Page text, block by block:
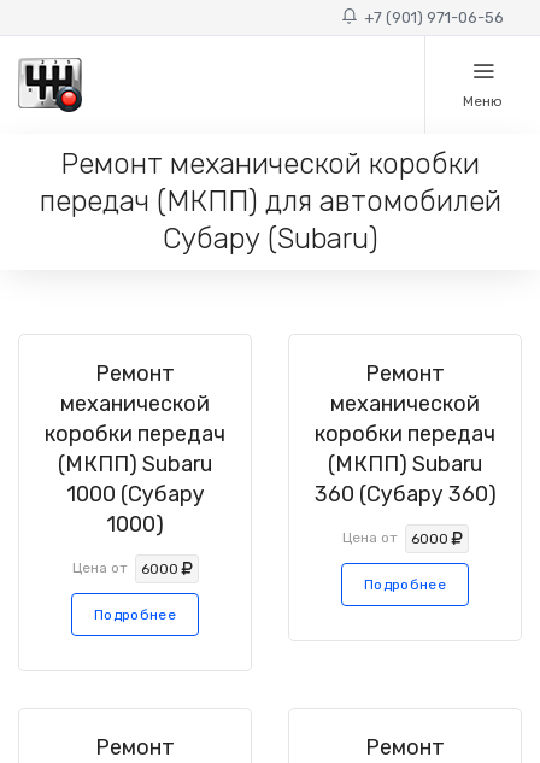
+7 (901) 971-06-56
Меню
Ремонт механической коробки
передач (МКПП) для автомобилей
Субару (Subaru)
Ремонт
механической
коробки передач
(МКПП) Subaru
1000 (Субару
1000)
Цена от 6000
Подробнее
Ремонт
механической
коробки передач
(МКПП) Subaru
360 (Субару 360)
Цена от 6000
Подробнее
Ремонт
Ремонт